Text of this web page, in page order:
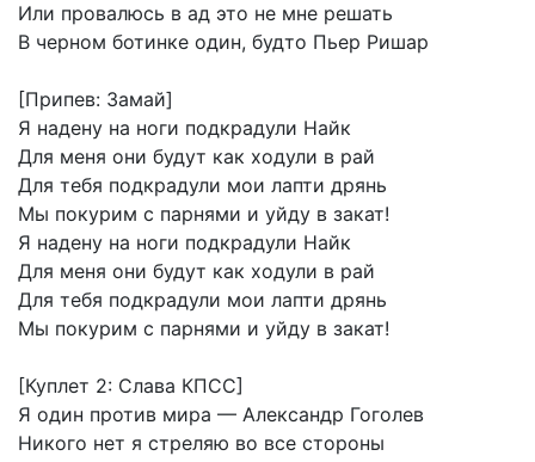
Или провалюсь в ад это не мне решать
В черном ботинке один, будто Пьер Ришар
[Припев: Замай]
Я надену на ноги подкрадули Найк
Для меня они будут как ходули в рай
Для тебя подкрадули мои лапти дрянь
Мы покурим с парнями и уйду в закат!
Я надену на ноги подкрадули Найк
Для меня они будут как ходули в рай
Для тебя подкрадули мои лапти дрянь
Мы покурим с парнями и уйду в закат!
[Куплет 2: Слава КПСС]
Я один против мира — Александр Гоголев
Никого нет я стреляю во все стороны